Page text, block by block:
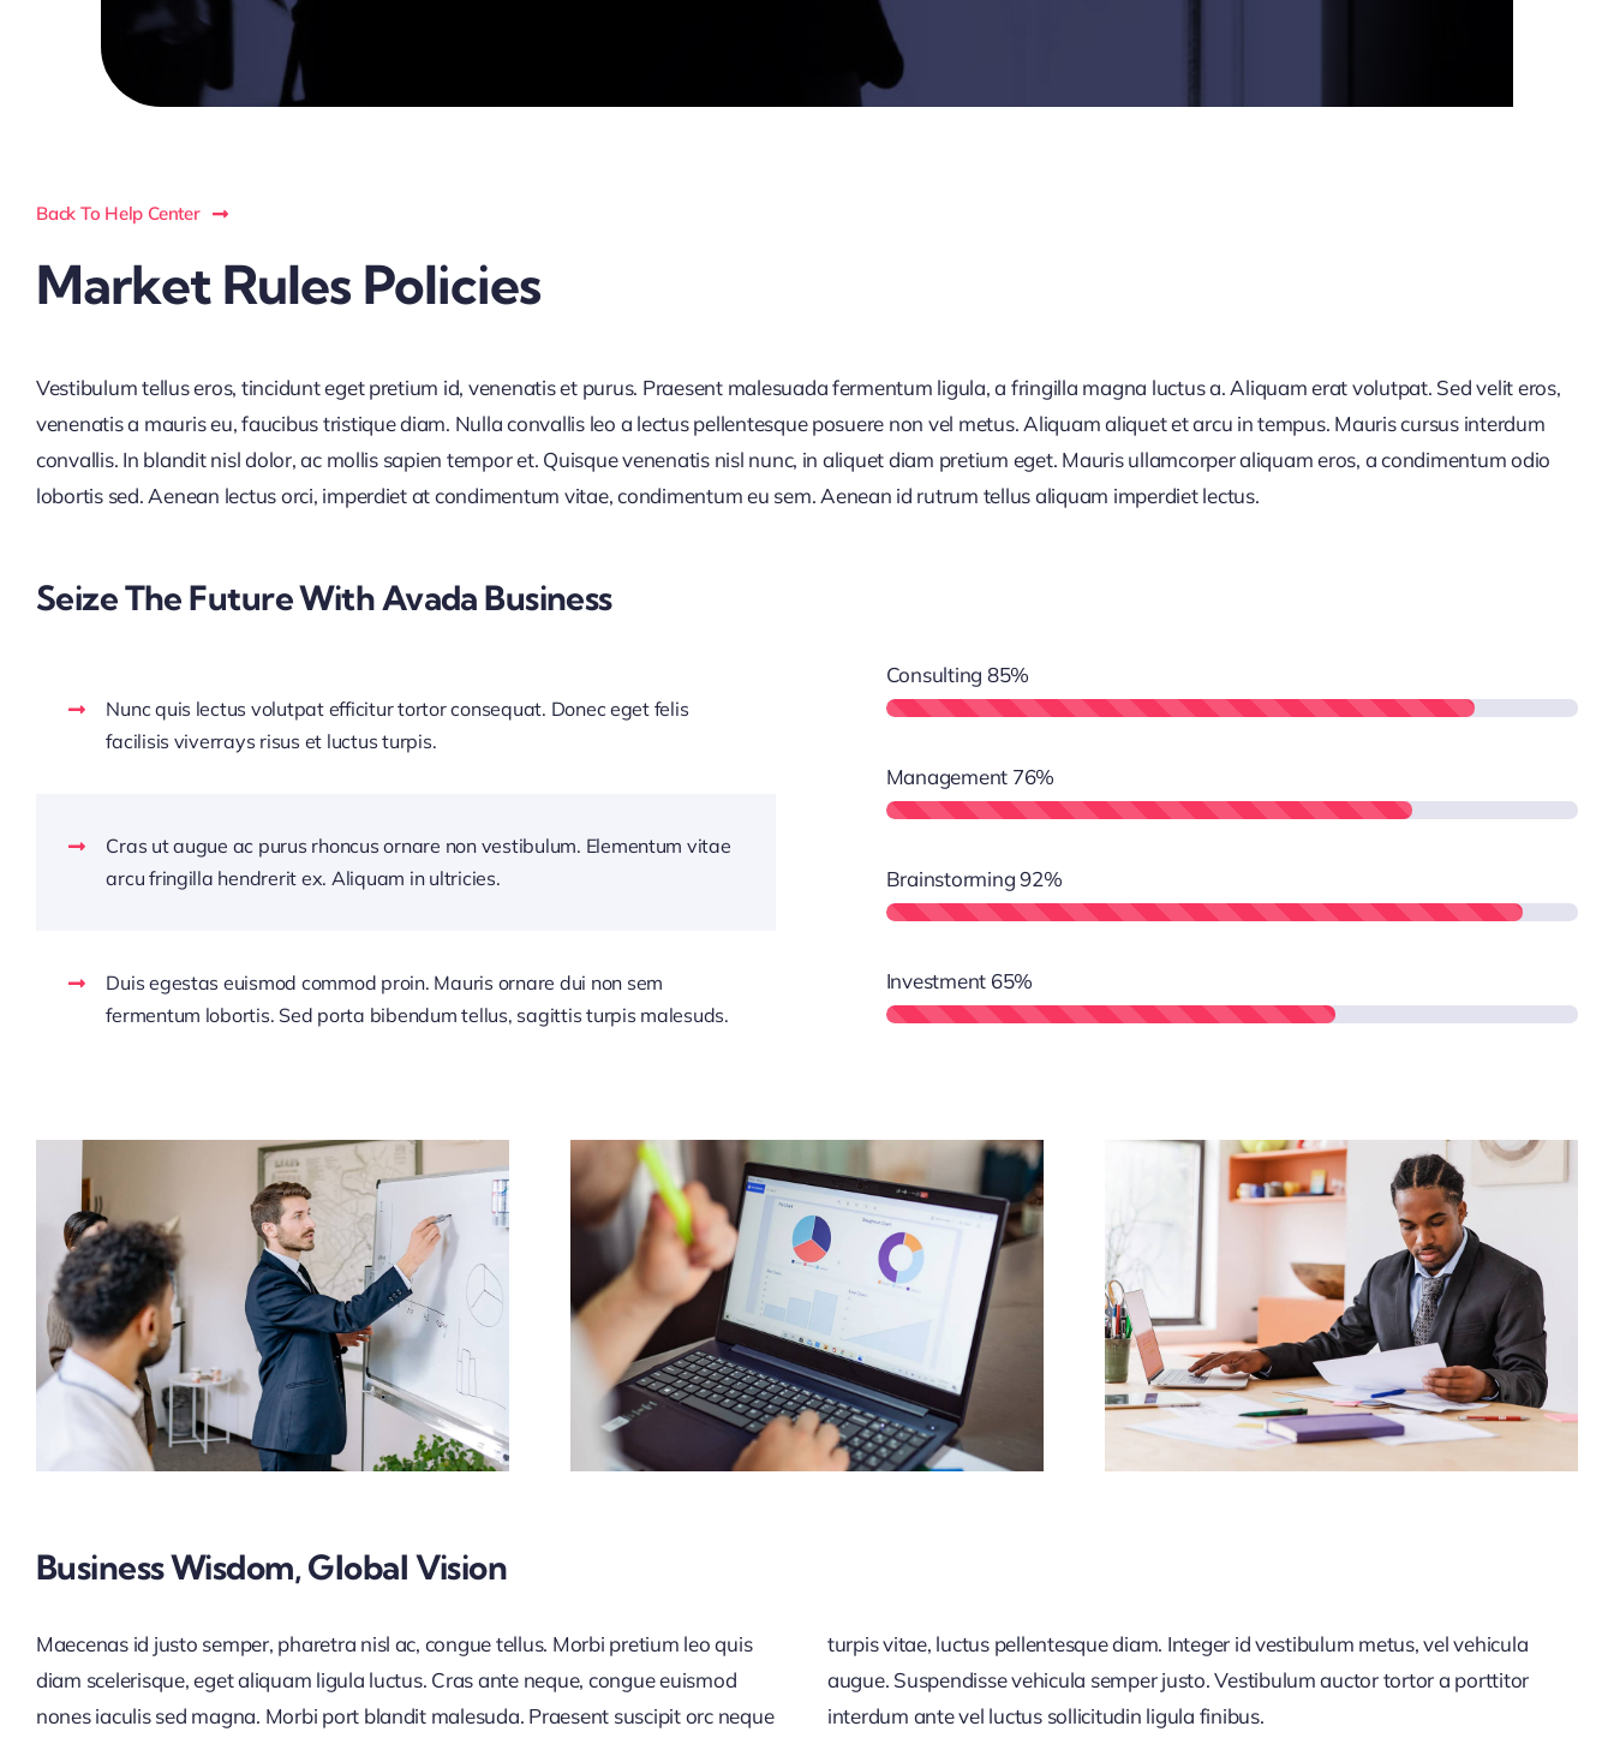
Back To Help Center
Market Rules Policies
Vestibulum tellus eros, tincidunt eget pretium id, venenatis et purus. Praesent malesuada fermentum ligula, a fringilla magna luctus a. Aliquam erat volutpat. Sed velit eros,
venenatis a mauris eu, faucibus tristique diam. Nulla convallis leo a lectus pellentesque posuere non vel metus. Aliquam aliquet et arcu in tempus. Mauris cursus interdum
convallis. In blandit nisl dolor, ac mollis sapien tempor et. Quisque venenatis nisl nunc, in aliquet diam pretium eget. Mauris ullamcorper aliquam eros, a condimentum odio
lobortis sed. Aenean lectus orci, imperdiet at condimentum vitae, condimentum eu sem. Aenean id rutrum tellus aliquam imperdiet lectus.
Seize The Future With Avada Business
Nunc quis lectus volutpat efficitur tortor consequat. Donec eget felis
facilisis viverrays risus et luctus turpis.
Cras ut augue ac purus rhoncus ornare non vestibulum. Elementum vitae
arcu fringilla hendrerit ex. Aliquam in ultricies.
Duis egestas euismod commod proin. Mauris ornare dui non sem
fermentum lobortis. Sed porta bibendum tellus, sagittis turpis malesuds.
Consulting 85%
Management 76%
Brainstorming92%
Investment 65%
Business Wisdom, Global Vision
Maecenas id justo semper, pharetra nisl ac, congue tellus. Morbi pretium leo quis
diam scelerisque, eget aliquam ligula luctus. Cras ante neque, congue euismod
nones iaculis sed magna. Morbi port blandit malesuda. Praesent suscipit orc neque
turpis vitae, luctus pellentesque diam. Integer id vestibulum metus, vel vehicula
augue. Suspendisse vehicula semper justo. Vestibulum auctor tortor a porttitor
interdum ante vel luctus sollicitudin ligula finibus.